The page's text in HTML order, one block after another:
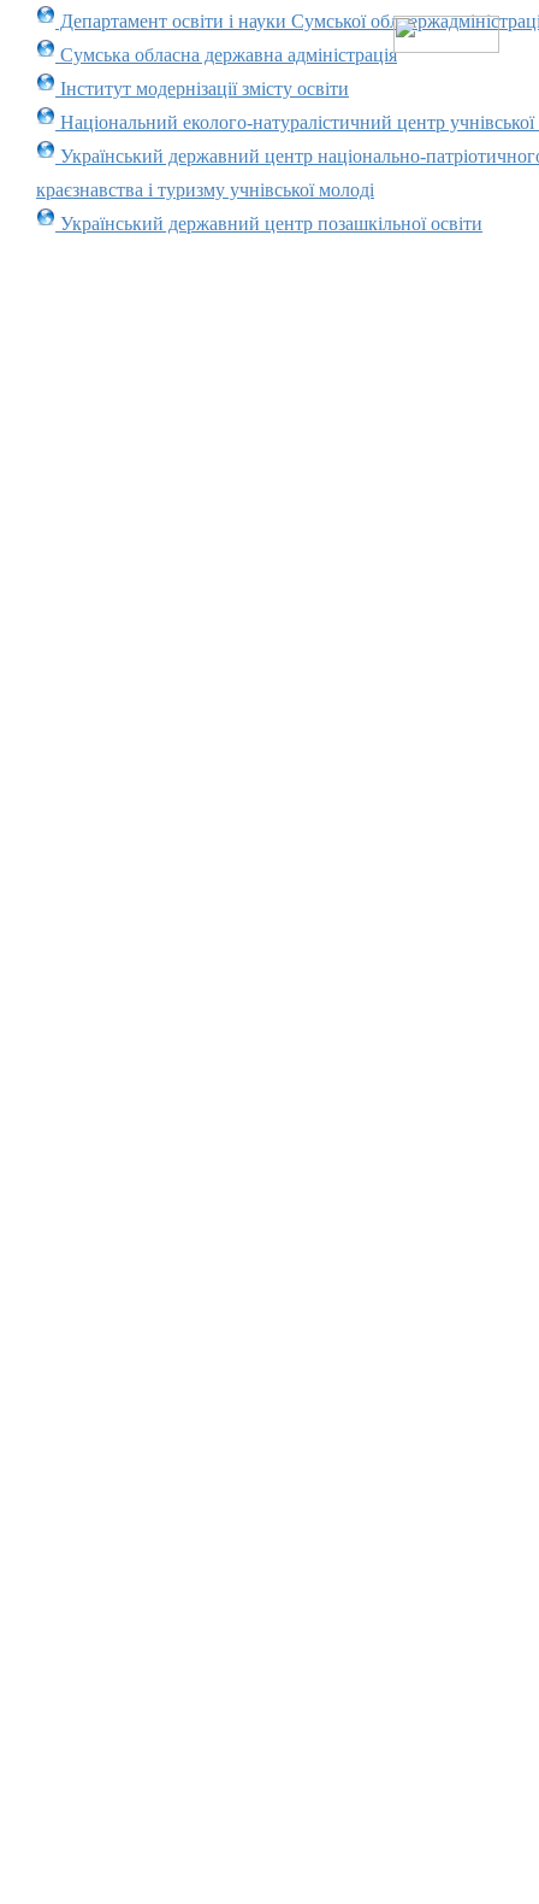
Департамент освіти і науки Сумської
Сумська обласна державна адміністрація
Інститут модернізації змісту освіти
Національний еколого-натуралістичний центр учнівської
Український державний центр національно-
краєзнавства і туризму учнівської молоді
Український державний центр позашкільної освіти